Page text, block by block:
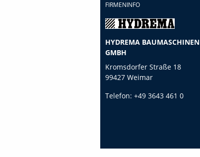
FIRMENINFO
HYDREMA BAUMASCHINEN
GMBH
Kromsdorfer Straße 18
99427 Weimar
Telefon: +49 3643 461 0